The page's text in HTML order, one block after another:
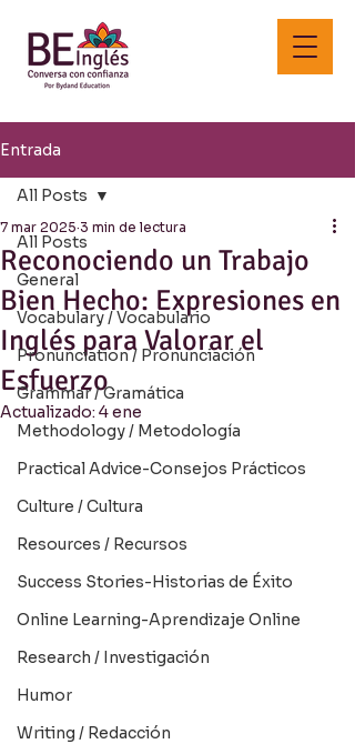
Entrada
All Posts
General
Vocabulary / Vocabulario
Pronunciation / Pronunciación
Grammar / Gramática
Methodology / Metodología
Practical Advice-Consejos Prácticos
Culture / Cultura
Resources / Recursos
Success Stories-Historias de Éxito
Online Learning-Aprendizaje Online
Research / Investigación
Humor
Writing / Redacción
All Posts
Reconociendo un Trabajo
Bien Hecho: Expresiones en
Inglés para Valorar el
Esfuerzo
7 mar 2025 3 min de lectura
Actualizado: 4 ene